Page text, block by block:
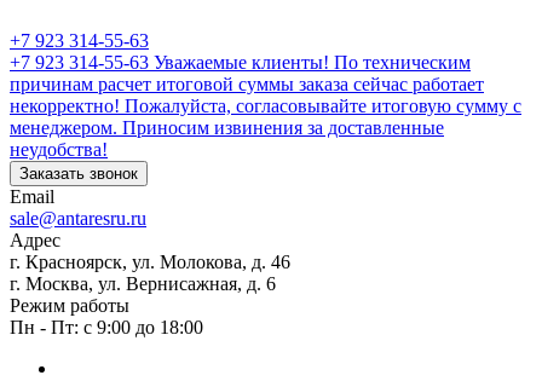
+7 923 314-55-63
+7 923 314-55-63 Уважаемые клиенты! По техническим
причинам расчет итоговой суммы заказа сейчас работает
некорректно! Пожалуйста, согласовывайте итоговую сумму с
менеджером. Приносим извинения за доставленные
неудобства!
Заказать звонок
Email
sale@antaresru.ru
Адрес
г. Красноярск, ул. Молокова, д. 46
г. Москва, ул. Вернисажная, д. 6
Режим работы
Пн - Пт: с 9:00 до 18:00